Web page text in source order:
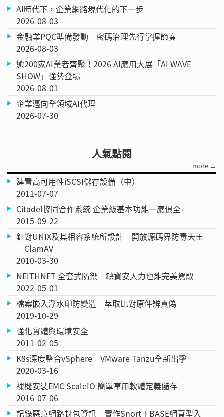
AI時代下，企業網路現代化的下一步
2026-08-03
金融業PQC準備發動 密碼治理先行掌握節奏
2026-08-03
逾200家AI業者齊聚！2026 AI應用大展「AI WAVE
SHOW」強勢登場
2026-08-01
企業邁向全領域AI代理
2026-07-30
人氣點閱
more →
建置高可用性iSCSI儲存設備（中）
2011-07-07
Citadel協同合作系統 企業級基本功能一應俱全
2015-09-22
針對UNIX及其相容系統所設計 開放源碼界防毒天王
—ClamAV
2010-03-30
NEITHNET 全套式防禦 缺資安人力也能完美駕馭
2022-05-01
檔案嵌入浮水印防變造 萃取比對原件辨真偽
2019-10-29
強化實體與環境安全
2011-02-05
K8s深度整合vSphere VMware Tanzu全新出擊
2020-03-16
裸機安裝EMC ScaleIO 簡單享用軟體定義儲存
2016-07-06
記錄惡意網路封包資訊 實作Snort＋BASE網頁型入